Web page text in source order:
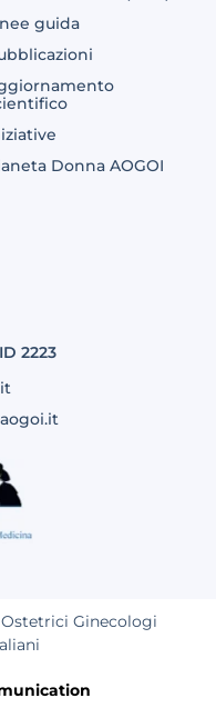
guida
Donna AOGOI
2223
Ginecologi